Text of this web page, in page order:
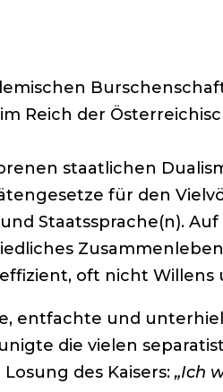
Reich der
staatlichen
für den
Staatssprache(n).
oft nicht
entfachte und
die vielen
des Kaisers: „Ich